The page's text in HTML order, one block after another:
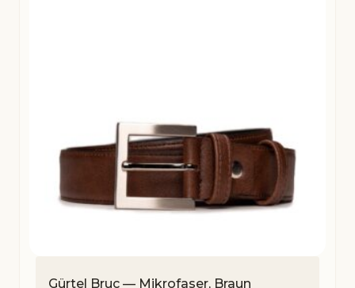
Gürtel Bruc — Mikrofaser, Braun